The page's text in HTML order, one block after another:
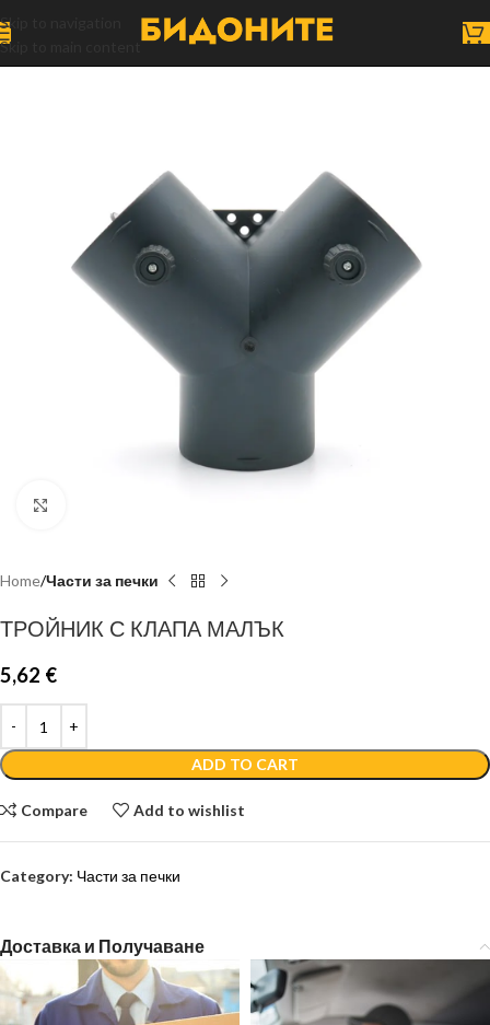
Skip to navigation
Skip to main content
Home Части за печки
ТРОЙНИК С КЛАПА МАЛЪК
5,62 €
ADD TO CART
Compare Add to wishlist
Category: Части за печки
Доставка и Получаване